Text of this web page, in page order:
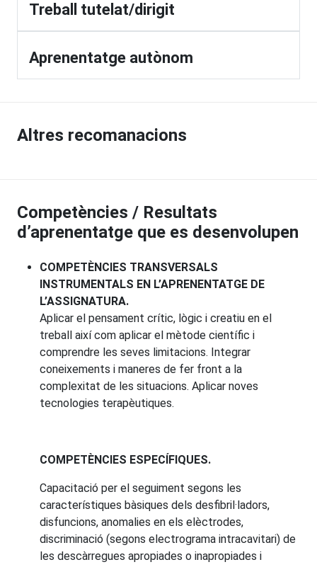
Treball tutelat/dirigit
Aprenentatge autònom
Altres recomanacions
Competències / Resultats
d’aprenentatge que es desenvolupen
COMPETÈNCIES TRANSVERSALS
INSTRUMENTALS EN L’APRENENTATGE DE
L’ASSIGNATURA.
Aplicar el pensament crític, lògic i creatiu en el
treball així com aplicar el mètode científic i
comprendre les seves limitacions. Integrar
coneixements i maneres de fer front a la
complexitat de les situacions. Aplicar noves
tecnologies terapèutiques.
COMPETÈNCIES ESPECÍFIQUES.
Capacitació per el seguiment segons les
característiques bàsiques dels desfibril·ladors,
disfuncions, anomalies en els elèctrodes,
discriminació (segons electrograma intracavitari) de
les descàrregues apropiades o inapropiades i